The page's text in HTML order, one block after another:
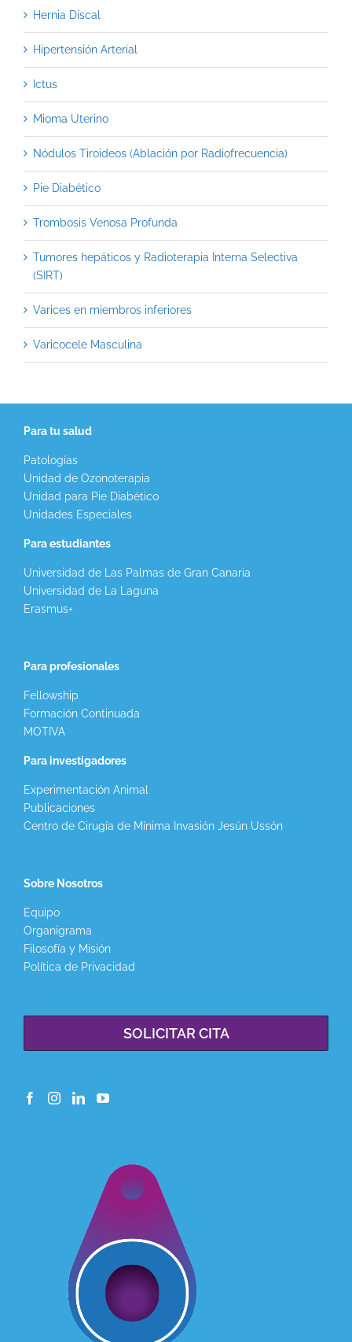
Hernia Discal
Hipertensión Arterial
Ictus
Mioma Uterino
Nódulos Tiroideos (Ablación por Radiofrecuencia)
Pie Diabético
Trombosis Venosa Profunda
Tumores hepáticos y Radioterapia Interna Selectiva
(SIRT)
Varices en miembros inferiores
Varicocele Masculina
Para tu salud
Patologías
Unidad de Ozonoterapia
Unidad para Pie Diabético
Unidades Especiales
Para estudiantes
Universidad de Las Palmas de Gran Canaria
Universidad de La Laguna
Erasmus+
Para profesionales
Fellowship
Formación Continuada
MOTIVA
Para investigadores
Experimentación Animal
Publicaciones
Centro de Cirugía de Mínima Invasión Jesún Ussón
Sobre Nosotros
Equipo
Organigrama
Filosofía y Misión
Política de Privacidad
SOLICITAR CITA